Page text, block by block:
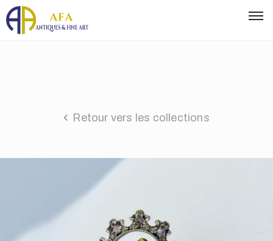
Retour vers les collections